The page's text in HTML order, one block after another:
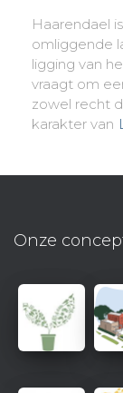
Haarendael
omliggende
ligging van
vraagt om
zowel recht
karakter van
Onze